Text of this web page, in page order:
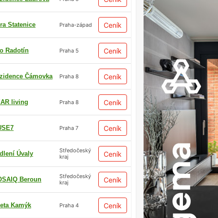
Statenice Praha-západ Ceník
Radotín Praha 5 Ceník
Čámovka Praha 8 Ceník
living Praha 8 Ceník
Praha 7 Ceník
Úvaly
Středočeský
kraj
Ceník
Beroun
Středočeský
kraj
Ceník
Kamýk Praha 4 Ceník